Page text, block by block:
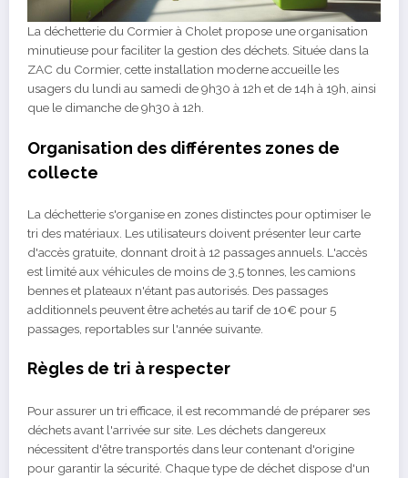
La déchetterie du Cormier à Cholet propose une organisation
minutieuse pour faciliter la gestion des déchets. Située dans la
ZAC du Cormier, cette installation moderne accueille les
usagers du lundi au samedi de 9h30 à 12h et de 14h à 19h, ainsi
que le dimanche de 9h30 à 12h.
Organisation des différentes zones de
collecte
La déchetterie s'organise en zones distinctes pour optimiser le
tri des matériaux. Les utilisateurs doivent présenter leur carte
d'accès gratuite, donnant droit à 12 passages annuels. L'accès
est limité aux véhicules de moins de 3,5 tonnes, les camions
bennes et plateaux n'étant pas autorisés. Des passages
additionnels peuvent être achetés au tarif de 10€ pour 5
passages, reportables sur l'année suivante.
Règles de tri à respecter
Pour assurer un tri efficace, il est recommandé de préparer ses
déchets avant l'arrivée sur site. Les déchets dangereux
nécessitent d'être transportés dans leur contenant d'origine
pour garantir la sécurité. Chaque type de déchet dispose d'un